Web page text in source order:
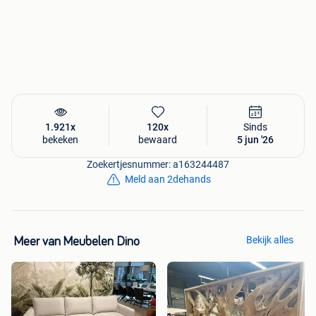
Armleuning: 69,5 cm (midden) / 65,5 cm (laagste punt)
1.921x
bekeken
120x
bewaard
Sinds
5 jun '26
Zoekertjesnummer: a163244487
Meld aan 2dehands
Meer van Meubelen Dino Bekijk alles